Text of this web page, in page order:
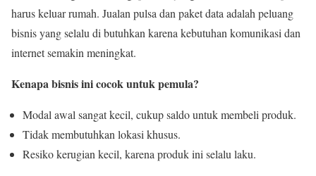
harus keluar rumah. Jualan pulsa dan paket data adalah peluang
bisnis yang selalu di butuhkan karena kebutuhan komunikasi dan
internet semakin meningkat.
Kenapa bisnis ini cocok untuk pemula?
Modal awal sangat kecil, cukup saldo untuk membeli produk.
Tidak membutuhkan lokasi khusus.
Resiko kerugian kecil, karena produk ini selalu laku.